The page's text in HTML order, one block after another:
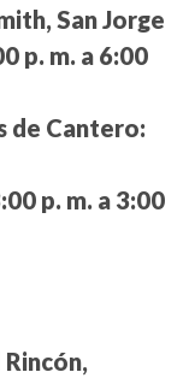
San Jorge
p. m. a 6:00
de Cantero:
p. m. a 3:00